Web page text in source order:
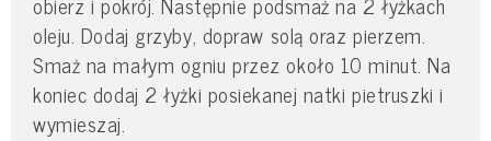
oleju. Dodaj grzyby, dopraw solą oraz pierzem.
Smaż na małym ogniu przez około 10 minut. Na
koniec dodaj 2 łyżki posiekanej natki pietruszki i
wymieszaj.